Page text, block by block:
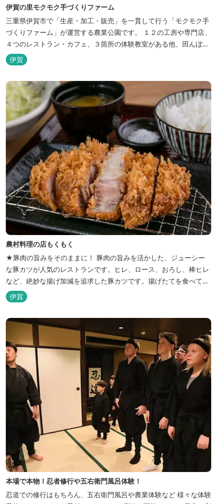
伊賀の里モクモク手づくりファーム
三重県伊賀市で「生産・加工・販売」を一貫して行う「モクモク手
づくりファーム」が運営する農業公園です。 １２の工房や専門店、
４つのレストラン・カフェ、３箇所の体験教室がある他、田んぼや
いかだ池など、「自然や農業」を身近に感じて楽しんでいただける
遊び場もあります。 園内では、ミニブタくんたちのショーを見た
農体験プログラムに参加したり...
伊賀
農村料理の店もくもく
★豚肉の旨みをそのままに！ 豚肉の旨みを活かした、ジューシー
な豚カツが人気のレストランです。ヒレ、ロース、おろし、棒ヒレ
など、絶妙な揚げ加減を追求した豚カツです。揚げたてを食べてい
ただくために、注文後じっくり揚げてお出ししています。 ★手作
りのお蕎麦をお楽しみいただけます！ お蕎麦は毎日お店で打ってつ
の良い昔ながらのお蕎麦...
伊賀
本場で本物！忍者修行や五右衛門風呂体験！
忍道での修行はもちろん、五右衛門風呂や農業体験など 様々な体験